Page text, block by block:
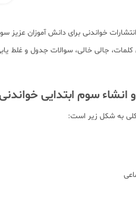
و انشاء 3 توسط انتشارات خواندنی برای
کلمات، جالی خالی، سوالات جدول و غلط
انشاء سوم ابتدایی
به شکل زیر است: